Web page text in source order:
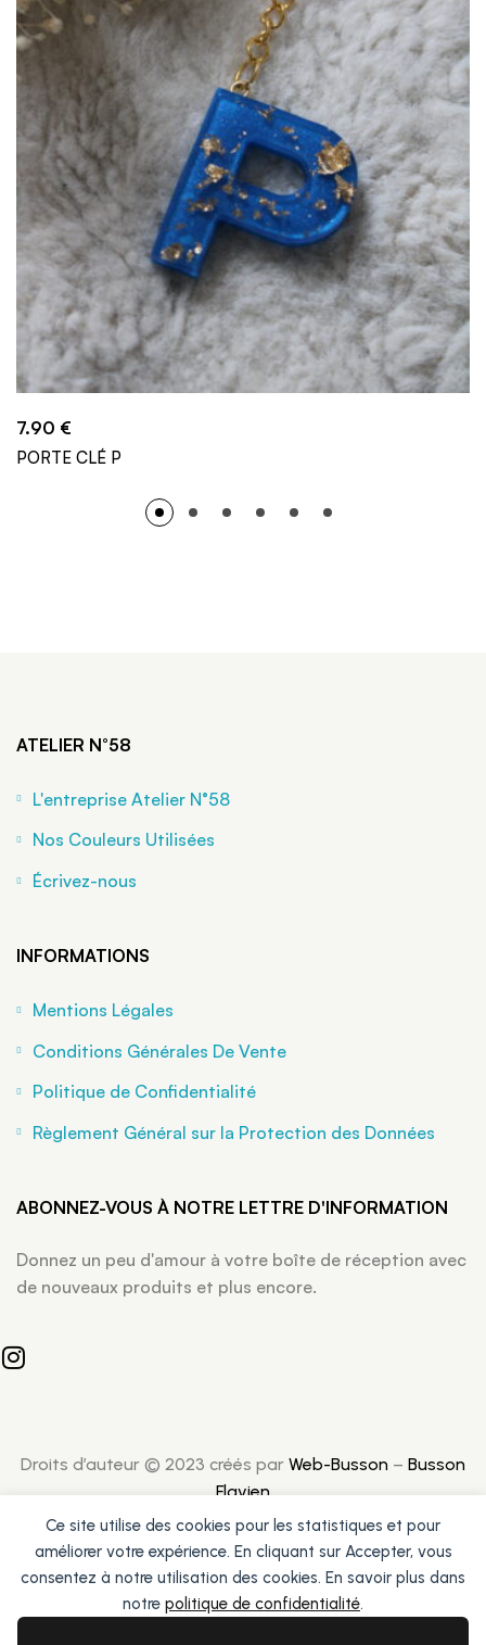
Ce site utilise des cookies pour les statistiques et pour
améliorer votre expérience. En cliquant sur Accepter, vous
consentez à notre utilisation des cookies. En savoir plus dans
notre politique de confidentialité.
7.90 €
PORTE CLÉ P
ATELIER N°58
L'entreprise Atelier N°58
Nos Couleurs Utilisées
Écrivez-nous
INFORMATIONS
Mentions Légales
Conditions Générales De Vente
Politique de Confidentialité
Règlement Général sur la Protection des Données
ABONNEZ-VOUS À NOTRE LETTRE D'INFORMATION
Donnez un peu d'amour à votre boîte de réception avec
de nouveaux produits et plus encore.
Droits d’auteur © 2023 créés par Web-Busson – Busson
Flavien